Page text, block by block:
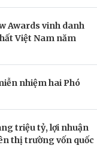
Awards vinh danh
Việt Nam năm
nhiệm hai Phó
triệu tỷ, lợi nhuận
thị trường vốn quốc